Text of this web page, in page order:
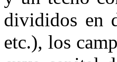
divididos en
etc.), los